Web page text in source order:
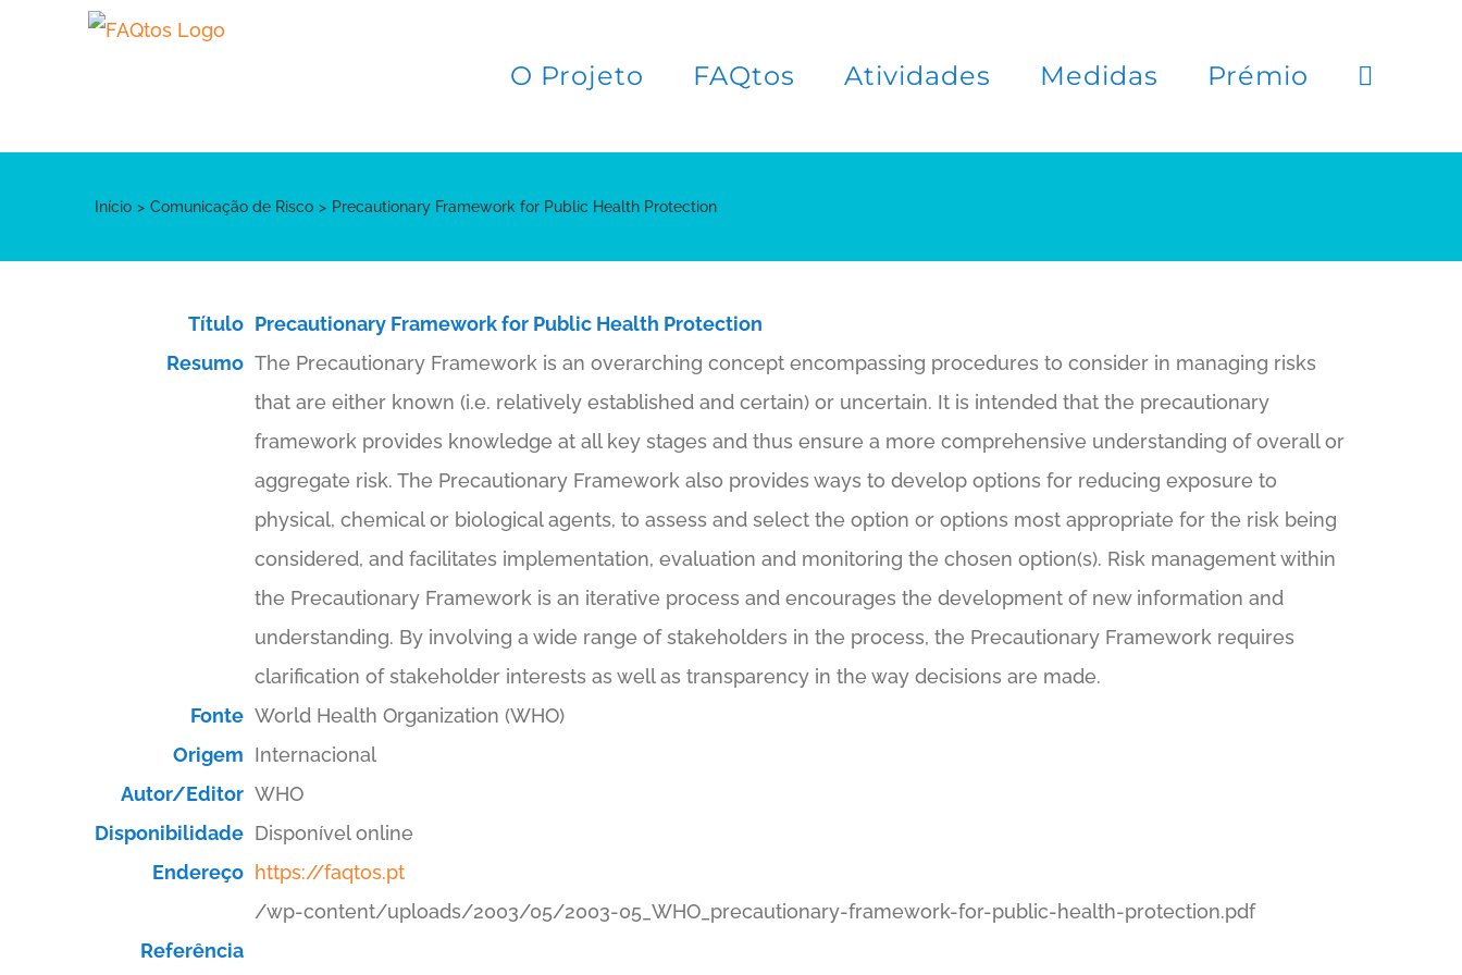
O Projeto FAQtos Atividades Medidas Prémio
Início Comunicação de Risco Precautionary Framework for Public Health Protection
Título Precautionary Framework for Public Health Protection
Resumo The Precautionary Framework is an overarching concept encompassing procedures to consider in managing risks
that are either known (i.e. relatively established and certain) or uncertain. It is intended that the precautionary
framework provides knowledge at all key stages and thus ensure a more comprehensive understanding of overall or
aggregate risk. The Precautionary Framework also provides ways to develop options for reducing exposure to
physical, chemical or biological agents, to assess and select the option or options most appropriate for the risk being
considered, and facilitates implementation, evaluation and monitoring the chosen option(s). Risk management within
the Precautionary Framework is an iterative process and encourages the development of new information and
understanding. By involving a wide range of stakeholders in the process, the Precautionary Framework requires
clarification of stakeholder interests as well as transparency in the way decisions are made.
Fonte World Health Organization (WHO)
Origem Internacional
Autor/Editor WHO
Disponibilidade Disponível online
Endereço https://faqtos.pt
/wp-content/uploads/2003/05/2003-05_WHO_precautionary-framework-for-public-health-protection.pdf
Referência